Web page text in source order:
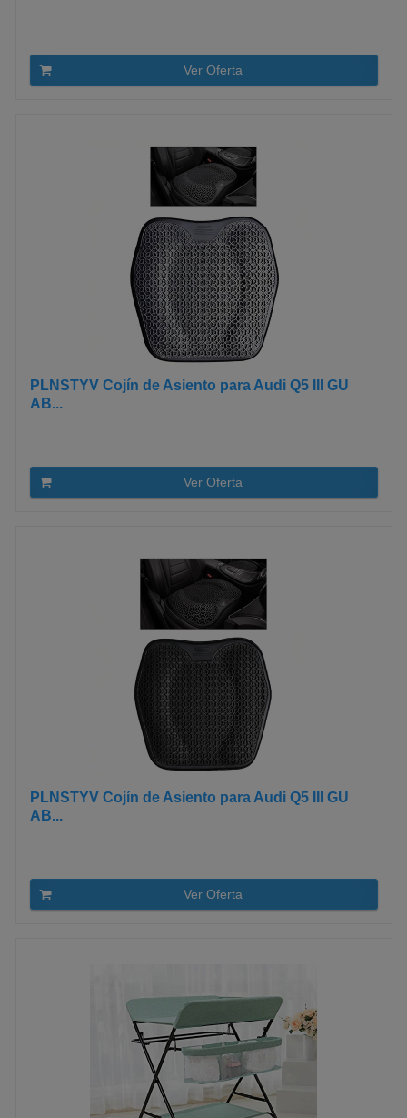
Ver Oferta
PLNSTYV Cojín de Asiento para Audi Q5 III GU
AB...
Ver Oferta
PLNSTYV Cojín de Asiento para Audi Q5 III GU
AB...
Ver Oferta